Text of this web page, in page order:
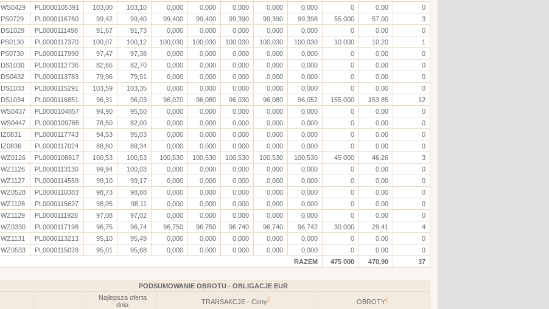
WS0429
PL0000105391 103,00 103,10 0,000 0,000 0,000 0,000 0,000 0 0,00
0
PS0729
PL0000116760 99,42 99,40 99,400 99,400 99,390 99,390 99,398 55 000 57,00
3
DS1029
PL0000111498 91,67 91,73 0,000 0,000 0,000 0,000 0,000 0 0,00
0
PS0130
PL0000117370 100,07 100,12 100,030 100,030 100,030 100,030 100,030 10 000 10,20
1
PS0730
PL0000117990 97,47 97,38 0,000 0,000 0,000 0,000 0,000 0 0,00
0
DS1030
PL0000112736 82,66 82,70 0,000 0,000 0,000 0,000 0,000 0 0,00
0
DS0432
PL0000113783 79,96 79,91 0,000 0,000 0,000 0,000 0,000 0 0,00
0
DS1033
PL0000115291 103,59 103,35 0,000 0,000 0,000 0,000 0,000 0 0,00
0
DS1034
PL0000116851 96,31 96,03 96,070 96,080 96,030 96,080 96,052 155 000 153,85
12
WS0437
PL0000104857 94,90 95,50 0,000 0,000 0,000 0,000 0,000 0 0,00
0
WS0447
PL0000109765 78,50 82,00 0,000 0,000 0,000 0,000 0,000 0 0,00
0
IZ0831
PL0000117743 94,53 95,03 0,000 0,000 0,000 0,000 0,000 0 0,00
0
IZ0836
PL0000117024 88,80 89,34 0,000 0,000 0,000 0,000 0,000 0 0,00
0
WZ0126
PL0000108817 100,53 100,53 100,530 100,530 100,530 100,530 100,530 45 000 46,26
3
WZ1126
PL0000113130 99,94 100,03 0,000 0,000 0,000 0,000 0,000 0 0,00
0
WZ1127
PL0000114559 99,10 99,17 0,000 0,000 0,000 0,000 0,000 0 0,00
0
WZ0528
PL0000110383 98,73 98,88 0,000 0,000 0,000 0,000 0,000 0 0,00
0
WZ1128
PL0000115697 98,05 98,11 0,000 0,000 0,000 0,000 0,000 0 0,00
0
WZ1129
PL0000111928 97,08 97,02 0,000 0,000 0,000 0,000 0,000 0 0,00
0
WZ0330
PL0000117198 96,75 96,74 96,750 96,750 96,740 96,740 96,742 30 000 29,41
4
WZ1131
PL0000113213 95,10 95,49 0,000 0,000 0,000 0,000 0,000 0 0,00
0
WZ0533
PL0000115028 95,01 95,68 0,000 0,000 0,000 0,000 0,000 0 0,00
0
RAZEM
475 000 470,90 37
PODSUMOWANIE OBROTU - OBLIGACJE EUR
Najlepsza oferta
dnia
TRANSAKCJE - Ceny2 OBROTY1